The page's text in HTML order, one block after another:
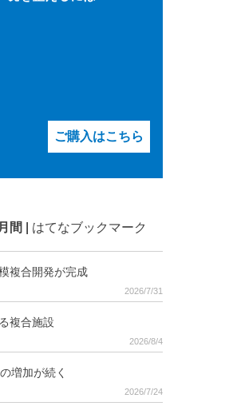
ご購入はこちら
月間 はてなブックマーク
複合開発が完成
2026/7/31
複合施設
2026/8/4
増加が続く
2026/7/24